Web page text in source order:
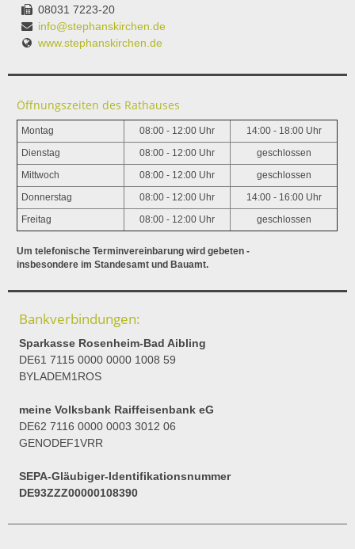
08031 7223-20
info@stephanskirchen.de
www.stephanskirchen.de
Öffnungszeiten des Rathauses
Montag 08:00 - 12:00 Uhr 14:00 - 18:00 Uhr
Dienstag 08:00 - 12:00 Uhr geschlossen
Mittwoch 08:00 - 12:00 Uhr geschlossen
Donnerstag 08:00 - 12:00 Uhr 14:00 - 16:00 Uhr
Freitag 08:00 - 12:00 Uhr geschlossen
Um telefonische Terminvereinbarung wird gebeten -
insbesondere im Standesamt und Bauamt.
Bankverbindungen:
Sparkasse Rosenheim-Bad Aibling
DE61 7115 0000 0000 1008 59
BYLADEM1ROS
meine Volksbank Raiffeisenbank eG
DE62 7116 0000 0003 3012 06
GENODEF1VRR
SEPA-Gläubiger-Identifikationsnummer
DE93ZZZ00000108390